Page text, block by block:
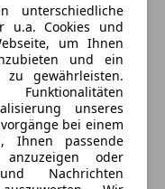
unterschiedliche
u.a. Cookies und
um Ihnen
und ein
zu gewährleisten.
unseres
bei einem
Ihnen passende
oder
Nachrichten